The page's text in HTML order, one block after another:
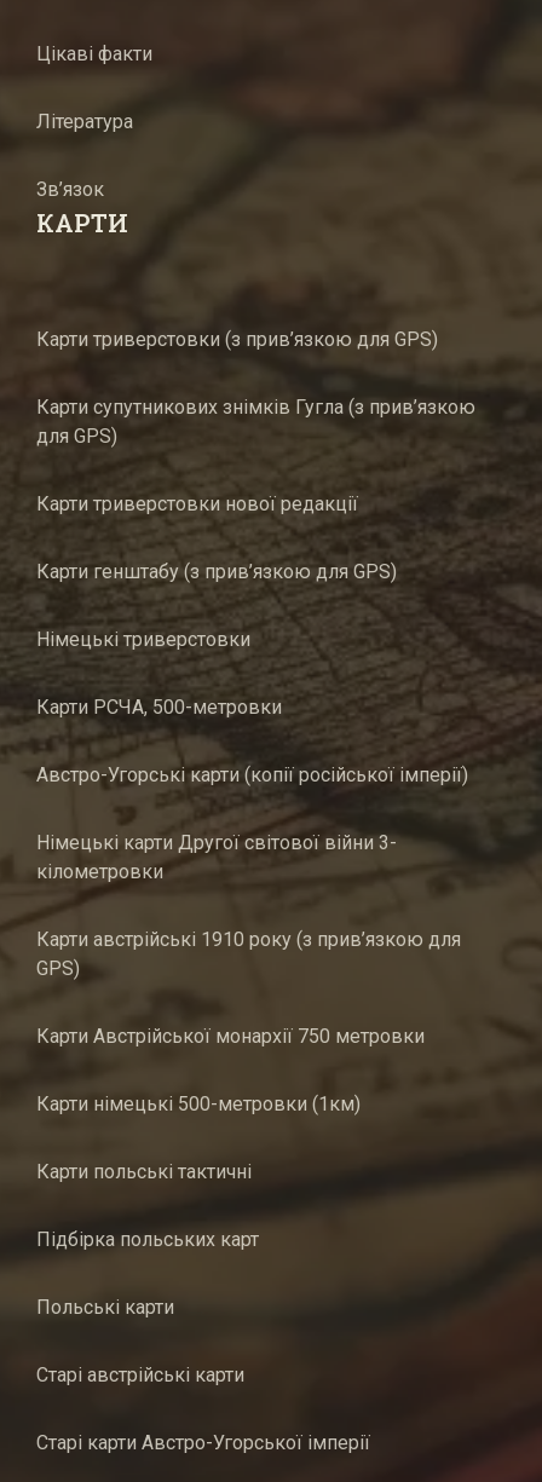
Цікаві факти
Література
Зв’язок
КАРТИ
Карти триверстовки (з прив’язкою для GPS)
Карти супутникових знімків Гугла (з прив’язкою
для GPS)
Карти триверстовки нової редакції
Карти генштабу (з прив’язкою для GPS)
Німецькі триверстовки
Карти РСЧА, 500-метровки
Австро-Угорські карти (копії російської імперії)
Німецькі карти Другої світової війни 3-
кілометровки
Карти австрійські 1910 року (з прив’язкою для
GPS)
Карти Австрійської монархії 750 метровки
Карти німецькі 500-метровки (1км)
Карти польські тактичні
Підбірка польських карт
Польські карти
Старі австрійські карти
Старі карти Австро-Угорської імперії